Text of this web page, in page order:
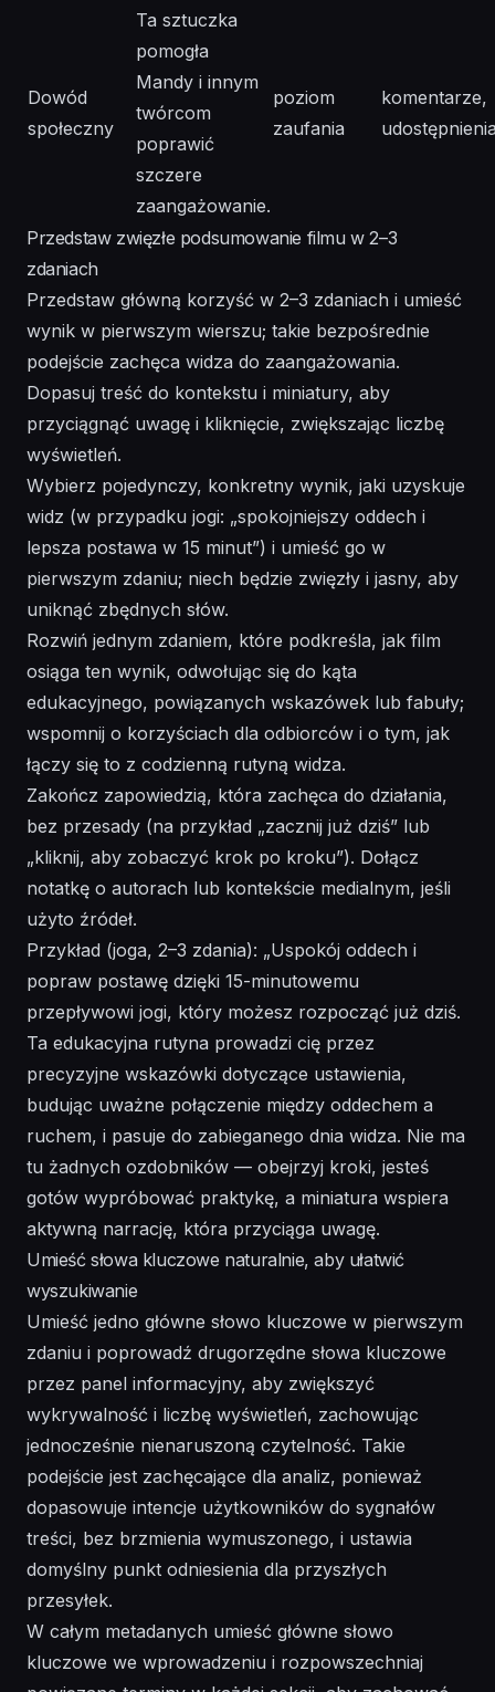
Dowód
społeczny
Ta sztuczka
pomogła
Mandy i innym
twórcom
poprawić
szczere
zaangażowanie.
poziom
zaufania
komentarze,
Przedstaw zwięzłe podsumowanie filmu w 2–3
zdaniach
Przedstaw główną korzyść w 2–3 zdaniach i umieść
wynik w pierwszym wierszu; takie bezpośrednie
podejście zachęca widza do zaangażowania.
Dopasuj treść do kontekstu i miniatury, aby
przyciągnąć uwagę i kliknięcie, zwiększając liczbę
wyświetleń.
Wybierz pojedynczy, konkretny wynik, jaki uzyskuje
widz (w przypadku jogi: „spokojniejszy oddech i
lepsza postawa w 15 minut”) i umieść go w
pierwszym zdaniu; niech będzie zwięzły i jasny, aby
uniknąć zbędnych słów.
Rozwiń jednym zdaniem, które podkreśla, jak film
osiąga ten wynik, odwołując się do kąta
edukacyjnego, powiązanych wskazówek lub fabuły;
wspomnij o korzyściach dla odbiorców i o tym, jak
łączy się to z codzienną rutyną widza.
Zakończ zapowiedzią, która zachęca do działania,
bez przesady (na przykład „zacznij już dziś” lub
„kliknij, aby zobaczyć krok po kroku”). Dołącz
notatkę o autorach lub kontekście medialnym, jeśli
użyto źródeł.
Przykład (joga, 2–3 zdania): „Uspokój oddech i
popraw postawę dzięki 15-minutowemu
przepływowi jogi, który możesz rozpocząć już dziś.
Ta edukacyjna rutyna prowadzi cię przez
precyzyjne wskazówki dotyczące ustawienia,
budując uważne połączenie między oddechem a
ruchem, i pasuje do zabieganego dnia widza. Nie ma
tu żadnych ozdobników — obejrzyj kroki, jesteś
gotów wypróbować praktykę, a miniatura wspiera
aktywną narrację, która przyciąga uwagę.
Umieść słowa kluczowe naturalnie, aby ułatwić
wyszukiwanie
Umieść jedno główne słowo kluczowe w pierwszym
zdaniu i poprowadź drugorzędne słowa kluczowe
przez panel informacyjny, aby zwiększyć
wykrywalność i liczbę wyświetleń, zachowując
jednocześnie nienaruszoną czytelność. Takie
podejście jest zachęcające dla analiz, ponieważ
dopasowuje intencje użytkowników do sygnałów
treści, bez brzmienia wymuszonego, i ustawia
domyślny punkt odniesienia dla przyszłych
przesyłek.
W całym metadanych umieść główne słowo
kluczowe we wprowadzeniu i rozpowszechniaj